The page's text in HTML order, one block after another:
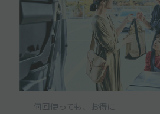
何回使っても、お得に